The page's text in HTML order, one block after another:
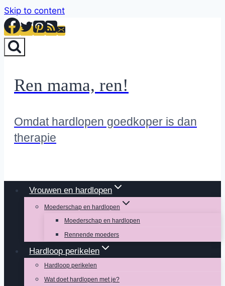
Skip to content
Ren mama, ren!
Omdat hardlopen goedkoper is dan
therapie
Vrouwen en hardlopen
Moederschap en hardlopen
Moederschap en hardlopen
Rennende moeders
Hardloop perikelen
Hardloop perikelen
Wat doet hardlopen met je?